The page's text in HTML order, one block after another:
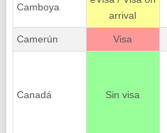
Camboya
arrival
Camerún Visa
Canadá Sin visa